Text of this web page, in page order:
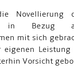
Novellierung
in Bezug
mit sich
eigenen
Vorsicht